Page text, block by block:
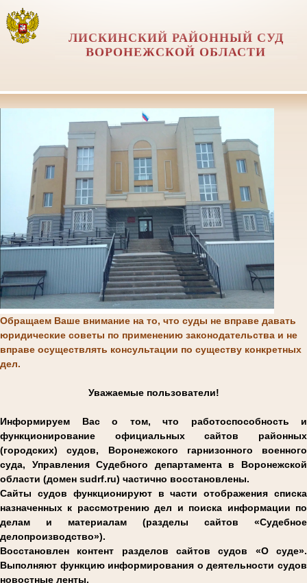
ЛИСКИНСКИЙ РАЙОННЫЙ СУД
ВОРОНЕЖСКОЙ ОБЛАСТИ
Обращаем Ваше внимание на то, что суды не вправе давать
юридические советы по применению законодательства и не
вправе осуществлять консультации по существу конкретных
дел.
Уважаемые пользователи!
Информируем Вас о том, что работоспособность и
функционирование официальных сайтов районных
(городских) судов, Воронежского гарнизонного военного
суда, Управления Судебного департамента в Воронежской
области (домен sudrf.ru) частично восстановлены.
Сайты судов функционируют в части отображения списка
назначенных к рассмотрению дел и поиска информации по
делам и материалам (разделы сайтов «Судебное
делопроизводство»).
Восстановлен контент разделов сайтов судов «О суде».
Выполняют функцию информирования о деятельности судов
новостные ленты.